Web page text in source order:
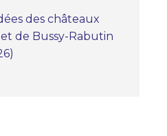
des châteaux
et de Bussy-Rabutin